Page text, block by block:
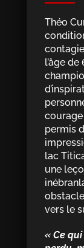
Théo
l’âge
permis
lac
une
vers le
« Ce qui